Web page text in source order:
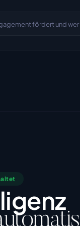
fördert und